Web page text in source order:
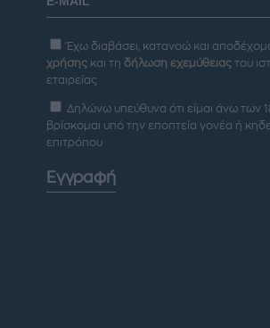
Έχω διαβάσει, κατανοώ και
χρήσης και τη δήλωση εχεμύθειας του
εταιρείας
Δηλώνω υπεύθυνα ότι είμαι άνω των
βρίσκομαι υπό την εποπτεία γονέα ή
επιτρόπου
Εγγραφή